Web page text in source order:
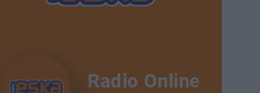
Radio Online